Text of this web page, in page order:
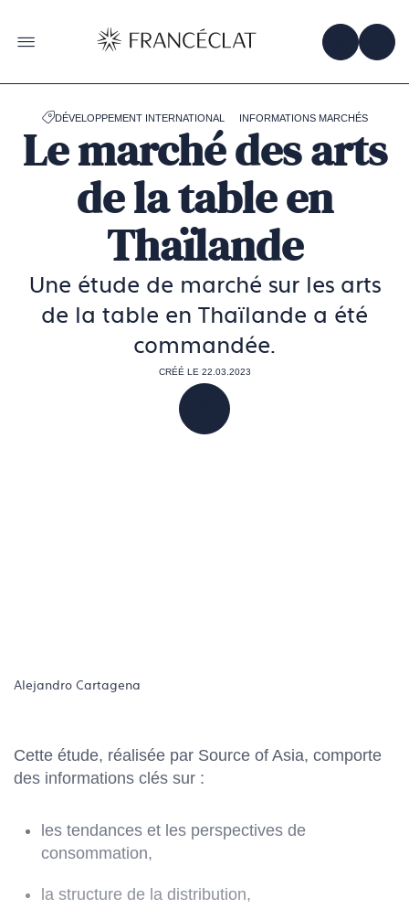
la
page
de
OBTENIR
DÉVELOPPEMENT INTERNATIONAL INFORMATIONS MARCHÉS
Le marché des arts
de la table en
Thaïlande
Une étude de marché sur les arts
de la table en Thaïlande a été
commandée.
CRÉÉ LE 22.03.2023
PARTAGER
Alejandro Cartagena
Cette étude, réalisée par Source of Asia, comporte
des informations clés sur :
les tendances et les perspectives de
consommation,
la structure de la distribution,